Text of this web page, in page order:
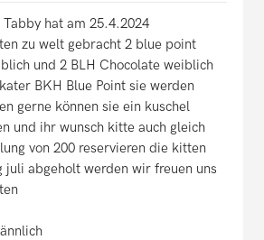
Tabby hat am 25.4.2024
zu welt gebracht 2 blue point
und 2 BLH Chocolate weiblich
BKH Blue Point sie werden
gerne können sie ein kuschel
und ihr wunsch kitte auch gleich
von 200 reservieren die kitten
juli abgeholt werden wir freuen uns